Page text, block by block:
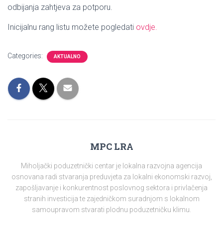
odbijanja zahtjeva za potporu.
Inicijalnu rang listu možete pogledati ovdje.
Categories: AKTUALNO
MPC LRA
Miholjački poduzetnički centar je lokalna razvojna agencija
osnovana radi stvaranja preduvjeta za lokalni ekonomski razvoj,
zapošljavanje i konkurentnost poslovnog sektora i privlačenja
stranih investicija te zajedničkom suradnjom s lokalnom
samoupravom stvarati plodnu poduzetničku klimu.